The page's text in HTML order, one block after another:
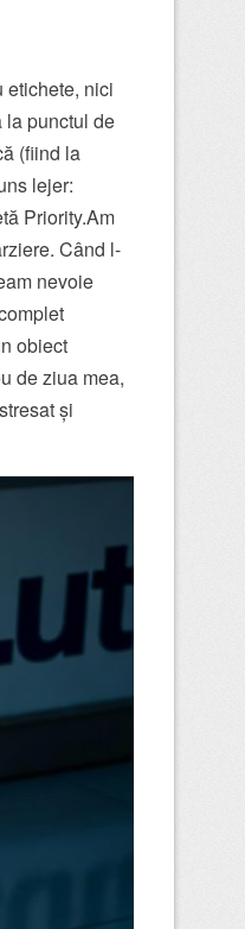
etichete, nici
la punctul de
(fiind la
lejer:
Priority.Am
Când l-
nevoie
obiect
de ziua mea,
și